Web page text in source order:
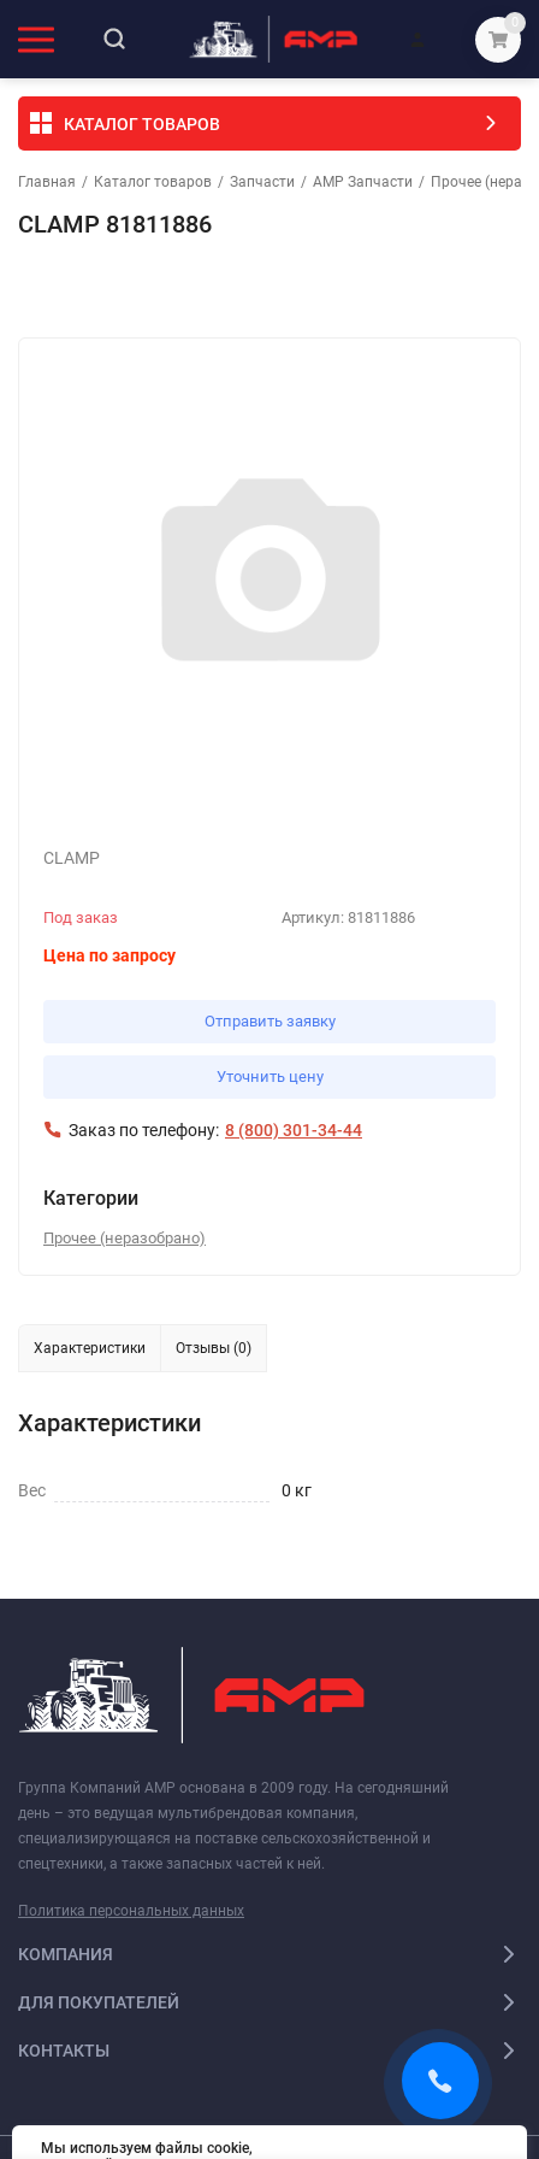
0
КАТАЛОГ ТОВАРОВ
Главная / Каталог товаров / Запчасти / АМР Запчасти / Прочее
CLAMP 81811886
CLAMP
Артикул: 81811886
Под заказ
Цена по запросу
Отправить заявку
Уточнить цену
Заказ по телефону: 8 (800) 301-34-44
Категории
Прочее (неразобрано)
Характеристики Отзывы (0)
Характеристики
Вес 0 кг
Группа Компаний АМР основана в 2009 году. На сегодняшний
день – это ведущая мультибрендовая компания,
специализирующаяся на поставке сельскохозяйственной и
спецтехники, а также запасных частей к ней.
Политика персональных данных
КОМПАНИЯ
ДЛЯ ПОКУПАТЕЛЕЙ
КОНТАКТЫ
Мы используем файлы cookie,